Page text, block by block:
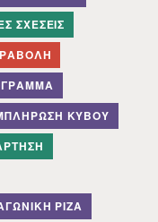
ΣΧΈΣΕΙΣ
ΚΎΒΟΥ
ΡΊΖΑ